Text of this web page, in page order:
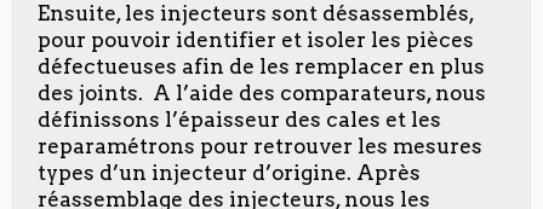
Ensuite, les injecteurs sont désassemblés,
pour pouvoir identifier et isoler les pièces
défectueuses afin de les remplacer en plus
des joints. A l’aide des comparateurs, nous
définissons l’épaisseur des cales et les
reparamétrons pour retrouver les mesures
types d’un injecteur d’origine. Après
réassemblage des injecteurs, nous les